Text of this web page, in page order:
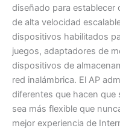
diseñado para establecer
de alta velocidad
dispositivos habilitados
juegos, adaptadores de
dispositivos de
red inalámbrica. El AP
diferentes que hacen que
sea más flexible que
mejor experiencia de